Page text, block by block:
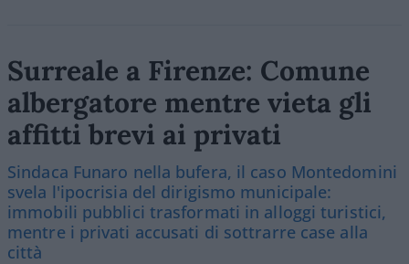
Surreale a Firenze: Comune
albergatore mentre vieta gli
affitti brevi ai privati
Sindaca Funaro nella bufera, il caso Montedomini
svela l'ipocrisia del dirigismo municipale:
immobili pubblici trasformati in alloggi turistici,
mentre i privati accusati di sottrarre case alla
città